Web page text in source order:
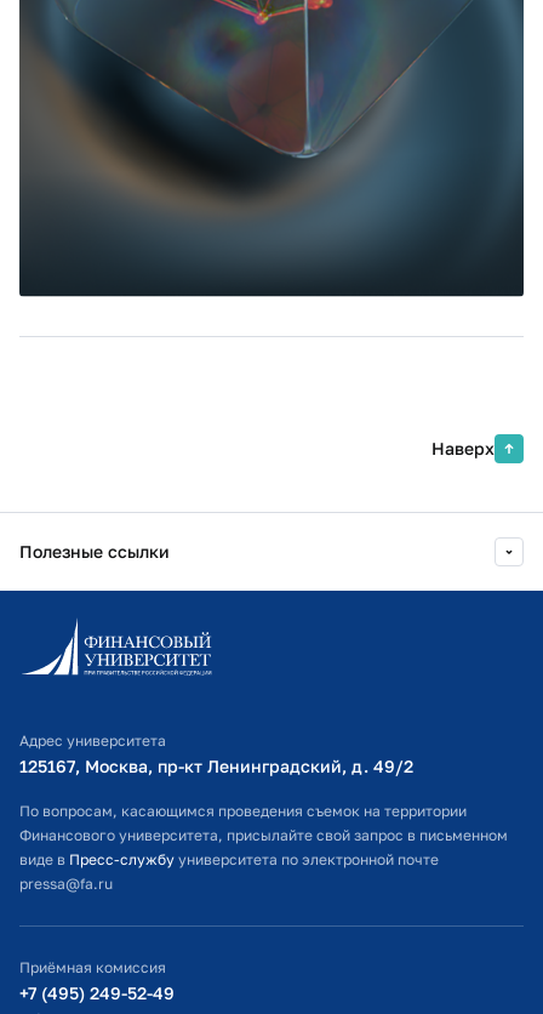
Наверх
Полезные ссылки
Информационно-образовательный портал
Личный кабинет поступающего
Оплата обучения
Расписание занятий
Студенческий офис
Официальный адрес электронной почты
Министерство просвещения РФ
Адрес университета
125167, Москва, пр-кт Ленинградский, д. 49/2​
По вопросам, касающимся проведения съемок на территории
Финансового университета, присылайте свой запрос в письменном
виде в Пресс-службу университета по электронной почте
pressa@fa.ru
Приёмная комиссия
+7 (495) 249-52-49